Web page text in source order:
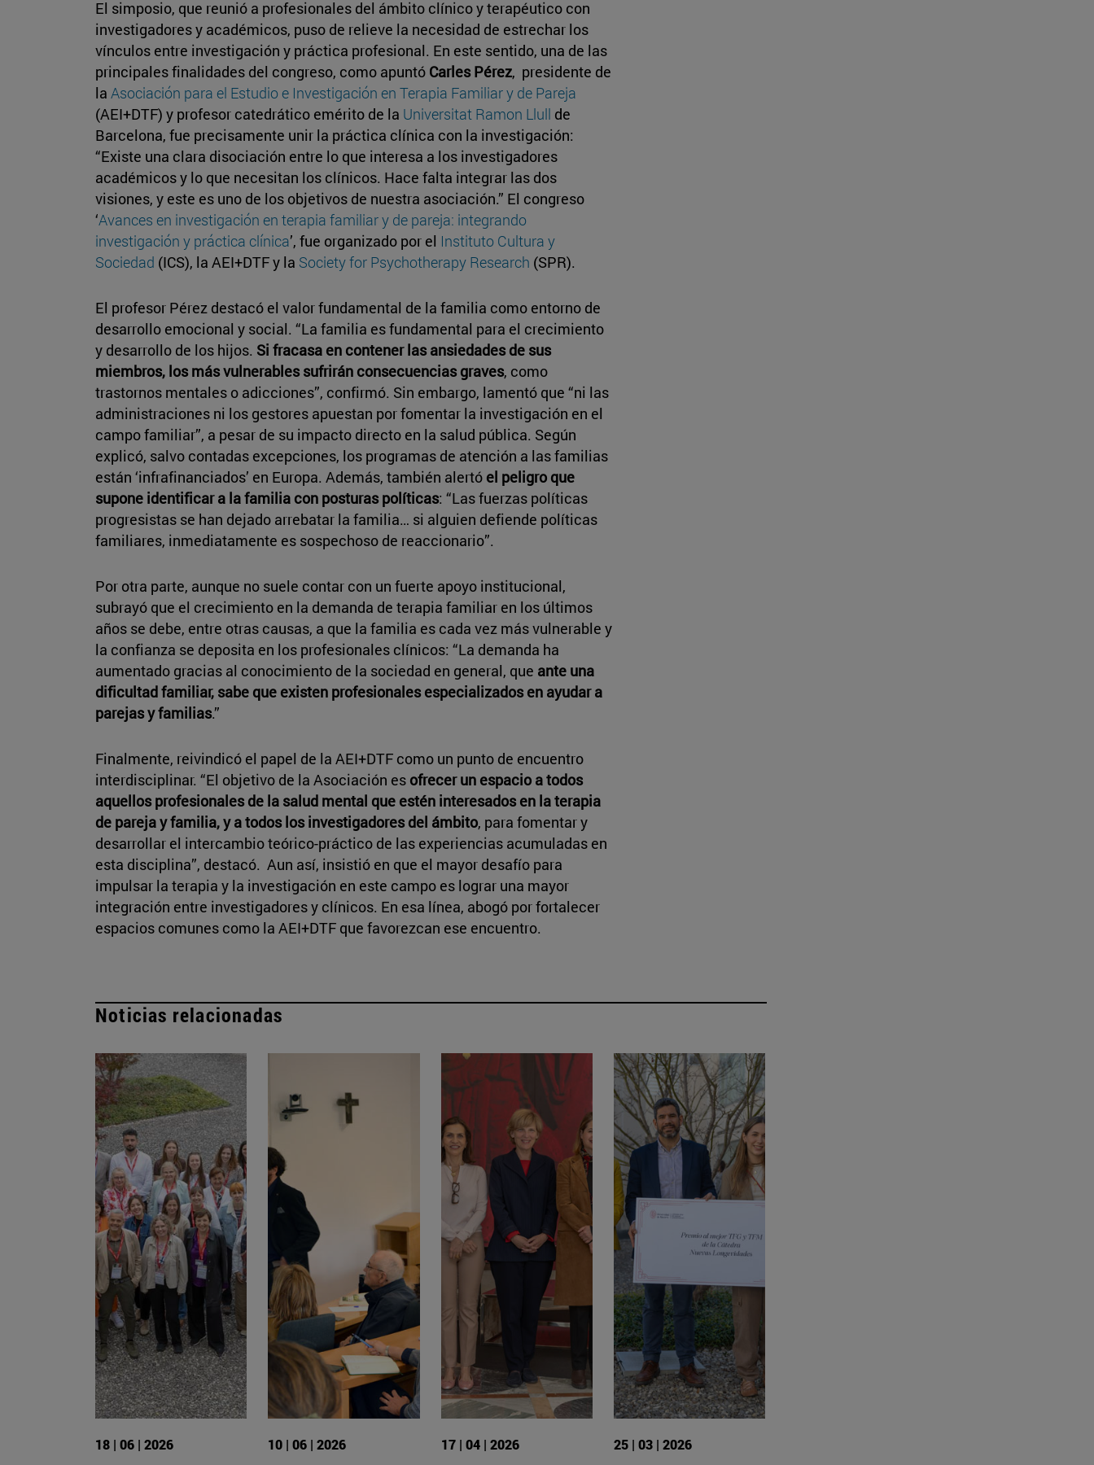
El simposio, que reunió a profesionales del ámbito clínico y terapéutico con
investigadores y académicos, puso de relieve la necesidad de estrechar los
vínculos entre investigación y práctica profesional. En este sentido, una de las
principales finalidades del congreso, como apuntó Carles Pérez, presidente de
la Asociación para el Estudio e Investigación en Terapia Familiar y de Pareja
(AEI+DTF) y profesor catedrático emérito de la Universitat Ramon Llull de
Barcelona, fue precisamente unir la práctica clínica con la investigación:
“Existe una clara disociación entre lo que interesa a los investigadores
académicos y lo que necesitan los clínicos. Hace falta integrar las dos
visiones, y este es uno de los objetivos de nuestra asociación.” El congreso
‘Avances en investigación en terapia familiar y de pareja: integrando
investigación y práctica clínica’, fue organizado por el Instituto Cultura y
Sociedad (ICS), la AEI+DTF y la Society for Psychotherapy Research (SPR).
El profesor Pérez destacó el valor fundamental de la familia como entorno de
desarrollo emocional y social. “La familia es fundamental para el crecimiento
y desarrollo de los hijos. Si fracasa en contener las ansiedades de sus
miembros, los más vulnerables sufrirán consecuencias graves, como
trastornos mentales o adicciones”, confirmó. Sin embargo, lamentó que “ni las
administraciones ni los gestores apuestan por fomentar la investigación en el
campo familiar”, a pesar de su impacto directo en la salud pública. Según
explicó, salvo contadas excepciones, los programas de atención a las familias
están ‘infrafinanciados’ en Europa. Además, también alertó el peligro que
supone identificar a la familia con posturas políticas: “Las fuerzas políticas
progresistas se han dejado arrebatar la familia… si alguien defiende políticas
familiares, inmediatamente es sospechoso de reaccionario”.
Por otra parte, aunque no suele contar con un fuerte apoyo institucional,
subrayó que el crecimiento en la demanda de terapia familiar en los últimos
años se debe, entre otras causas, a que la familia es cada vez más vulnerable y
la confianza se deposita en los profesionales clínicos: “La demanda ha
aumentado gracias al conocimiento de la sociedad en general, que ante una
dificultad familiar, sabe que existen profesionales especializados en ayudar a
parejas y familias.”
Finalmente, reivindicó el papel de la AEI+DTF como un punto de encuentro
interdisciplinar. “El objetivo de la Asociación es ofrecer un espacio a todos
aquellos profesionales de la salud mental que estén interesados en la terapia
de pareja y familia, y a todos los investigadores del ámbito, para fomentar y
desarrollar el intercambio teórico-práctico de las experiencias acumuladas en
esta disciplina”, destacó. Aun así, insistió en que el mayor desafío para
impulsar la terapia y la investigación en este campo es lograr una mayor
integración entre investigadores y clínicos. En esa línea, abogó por fortalecer
espacios comunes como la AEI+DTF que favorezcan ese encuentro.
Noticias relacionadas
18 | 06 | 2026 10 | 06 | 2026 17 | 04 | 2026 25 | 03 | 2026